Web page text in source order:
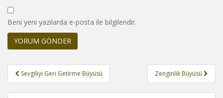
Beni yeni yazılarda e-posta ile bilgilendir.
Yazı
gezinmesi
Sevgiliyi Geri Getirme Büyüsü Zenginlik Büyüsü